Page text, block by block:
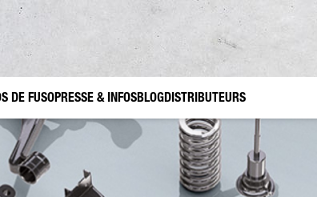
Trafic de construction Jardinage et aménagement paysager
d’origine FUSO Canter TFI FUSO Value Parts
DE FUSOPRESSE & INFOSBLOGDISTRIBUTEURS